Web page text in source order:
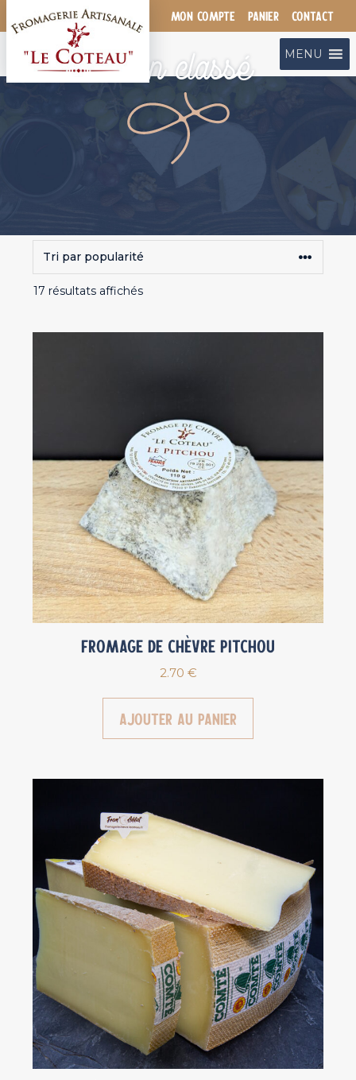
au
MON COMPTE PANIER CONTACT
MENU
Non classé
17 résultats affichésTrié
Fromage de chèvre Pitchou
2.70 €
Ajouter au panier